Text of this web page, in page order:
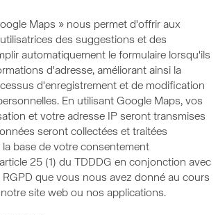
Maps » nous permet d'offrir aux
des suggestions et des
automatiquement le formulaire lorsqu'ils
d'adresse, améliorant ainsi la
d'enregistrement et de modification
En utilisant Google Maps, vos
et votre adresse IP seront transmises
seront collectées et traitées
base de votre consentement
25 (1) du TDDDG en conjonction avec
RGPD que vous nous avez donné au cours
site web ou nos applications.